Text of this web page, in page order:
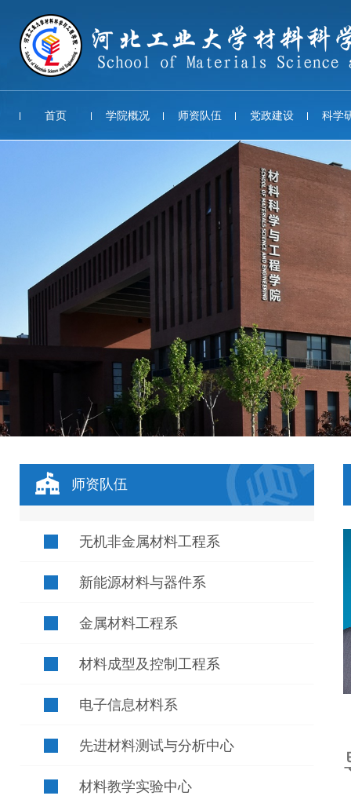
首页 学院概况 师资队伍 党政建设 科学
师资队伍
无机非金属材料工程系
新能源材料与器件系
金属材料工程系
材料成型及控制工程系
电子信息材料系
先进材料测试与分析中心
材料教学实验中心